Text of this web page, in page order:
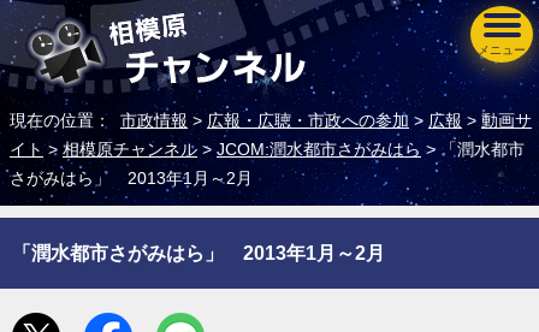
メニュー
現在の位置： 市政情報 >広報・広聴・市政への参加 >広報 >動画サ
イト>相模原チャンネル > JCOM:潤水都市さがみはら > 「潤水都市
さがみはら」 2013年1月～2月
「潤水都市さがみはら」 2013年1月～2月